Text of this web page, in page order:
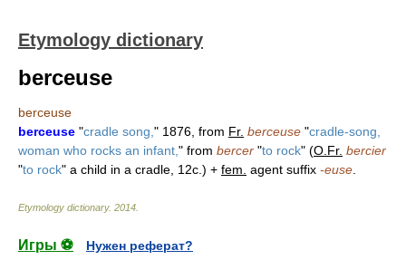
Etymology dictionary
berceuse
berceuse
berceuse "cradle song, " 1876, from Fr. berceuse "cradle-song,
woman who rocks an infant, " from bercer "to rock" (O.Fr. bercier
"to rock" a child in a cradle, 12c.) + fem. agent suffix -euse
Etymology dictionary. 2014
Игры ⚽
Нужен реферат?